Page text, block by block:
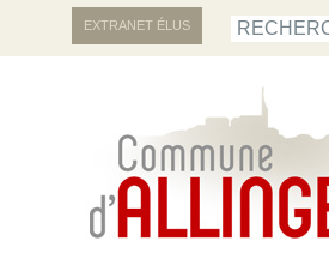
EXTRANET ÉLUS